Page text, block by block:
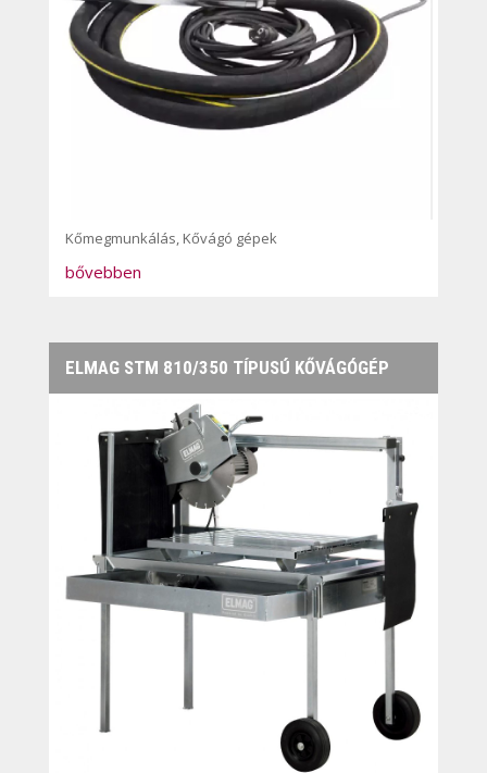
Kőmegmunkálás, Kővágó gépek
bővebben
ELMAG STM 810/350 TÍPUSÚ KŐVÁGÓGÉP